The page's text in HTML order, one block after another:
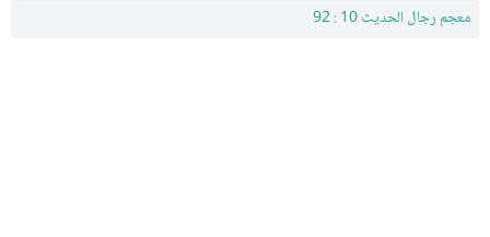
معجم رجال الحديث 10 : 92